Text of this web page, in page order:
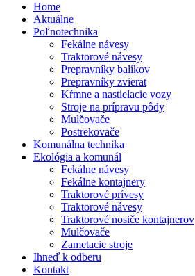
Home
Aktuálne
Poľnotechnika
Fekálne návesy
Traktorové návesy
Prepravníky balíkov
Prepravníky zvierat
Kŕmne a nastielacie vozy
Stroje na prípravu pôdy
Mulčovače
Postrekovače
Komunálna technika
Ekológia a komunál
Fekálne návesy
Fekálne kontajnery
Traktorové prívesy
Traktorové návesy
Traktorové nosiče kontajnerov
Mulčovače
Zametacie stroje
Ihneď k odberu
Kontakt